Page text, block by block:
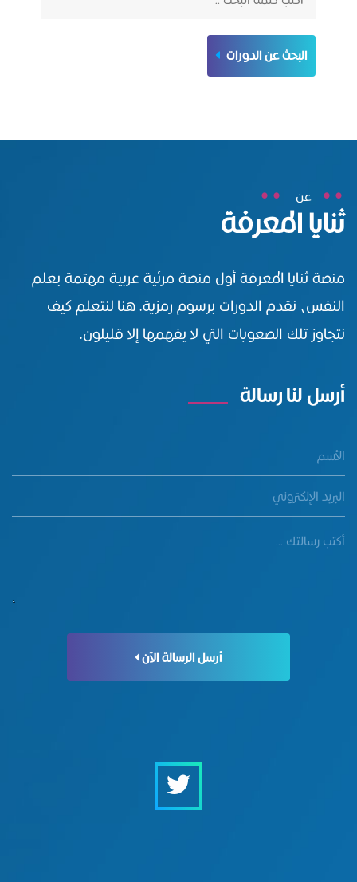
البحث عن الدورات
عن
ثنايا المعرفة
منصة ثنايا المعرفة أول منصة مرئية عربية مهتمة بعلم
النفس، نقدم الدورات برسوم رمزية. هنا لنتعلم كيف
نتجاوز تلك الصعوبات التي لا يفهمها إلا قليلون.
أرسل لنا رسالة
أرسل الرسالة الآن